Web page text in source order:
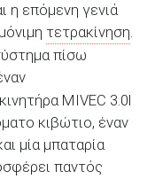
η επόμενη γενιά
τετρακίνηση.
πίσω
MIVEC 3.0l
κιβώτιο, έναν
μία μπαταρία
παντός